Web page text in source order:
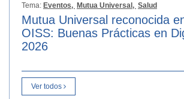
Tema: Eventos, Mutua Universal, Salud
Mutua Universal reconocida
OISS: Buenas Prácticas en
2026
Ver todos